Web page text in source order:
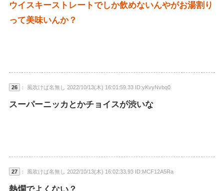
ウイスキーストレートでしか飲めないんやがお湯割り
って美味いんか？
26 ： 風吹けば名無し 2022/10/13(木) 16:01:59.33 ID:yKvyNvbq0
スーパーニッカとかチョイスが渋いな
27 ： 風吹けば名無し 2022/10/13(木) 16:02:33.93 ID:MCF12A5Ra